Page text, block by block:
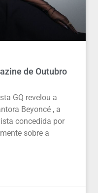
de Outubro
GQ revelou a
Beyoncé , a
concedida por
sobre a